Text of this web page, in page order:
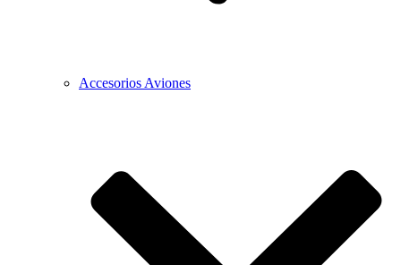
Accesorios Aviones